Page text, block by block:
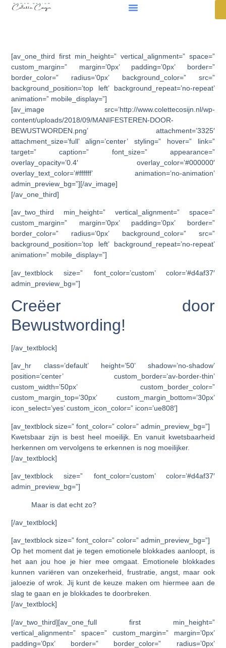
[av_one_third first min_height=” vertical_alignment=” space=”
custom_margin=” margin=’0px’ padding=’0px’ border=”
border_color=” radius=’0px’ background_color=” src=”
background_position=’top left’ background_repeat=’no-repeat’
animation=” mobile_display=”]
[av_image src=’http://www.colettecosijn.nl/wp-
content/uploads/2018/09/MANIFESTEREN-DOOR-
BEWUSTWORDEN.png’ attachment=’3325′
attachment_size=’full’ align=’center’ styling=” hover=” link=”
target=” caption=” font_size=” appearance=”
overlay_opacity=’0.4′ overlay_color=’#000000′
overlay_text_color=’#ffffff’ animation=’no-animation’
admin_preview_bg=”][/av_image]
[/av_one_third]
[av_two_third min_height=” vertical_alignment=” space=”
custom_margin=” margin=’0px’ padding=’0px’ border=”
border_color=” radius=’0px’ background_color=” src=”
background_position=’top left’ background_repeat=’no-repeat’
animation=” mobile_display=”]
[av_textblock size=” font_color=’custom’ color=’#d4af37′
admin_preview_bg=”]
Creëer door
Bewustwording!
[/av_textblock]
[av_hr class=’default’ height=’50’ shadow=’no-shadow’
position=’center’ custom_border=’av-border-thin’
custom_width=’50px’ custom_border_color=”
custom_margin_top=’30px’ custom_margin_bottom=’30px’
icon_select=’yes’ custom_icon_color=” icon=’ue808′]
[av_textblock size=” font_color=” color=” admin_preview_bg=”]
Kwetsbaar zijn is best heel moeilijk. En vanuit kwetsbaarheid
herkennen om vervolgens te erkennen is nog moeilijker.
[/av_textblock]
[av_textblock size=” font_color=’custom’ color=’#d4af37′
admin_preview_bg=”]
Maar is dat echt zo?
[/av_textblock]
[av_textblock size=” font_color=” color=” admin_preview_bg=”]
Op het moment dat je tegen emotionele blokkades aanloopt, is
het aan jou hoe je hier mee omgaat. Emotionele blokkades
kunnen variëren van onzekerheid, frustratie, angst, maar ook
jaloezie of wrok. Jij kunt de keuze maken om hiermee aan de
slag te gaan en je blokkades te doorbreken.
[/av_textblock]
[/av_two_third][av_one_full first min_height=”
vertical_alignment=” space=” custom_margin=” margin=’0px’
padding=’0px’ border=” border_color=” radius=’0px’